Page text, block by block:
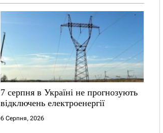
7 серпня в Україні не прогнозують
відключень електроенергії
6 Серпня, 2026